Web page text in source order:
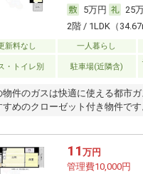
5万円
25
2階 / 1LDK（
新料なし 一人暮らし
・トイレ別 駐車場(近隣含)
物件のガスは快適に使える都市
すめのクローゼット付き物件です
11 万円
管理費10,000円